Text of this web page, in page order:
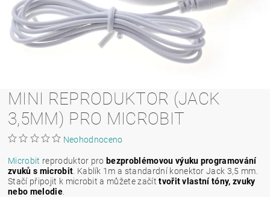
MINI REPRODUKTOR (JACK
3,5MM) PRO MICROBIT
Neohodnoceno
Microbit reproduktor pro bezproblémovou výuku programování
zvuků s microbit . Kablík 1m a standardní konektor Jack 3,5 mm.
Stačí připojit k microbit a můžete začíttvořit vlastní tóny, zvuky
nebo melodie.